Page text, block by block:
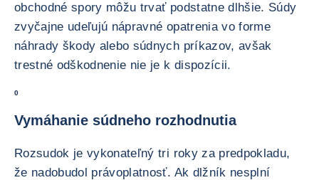
obchodné spory môžu trvať podstatne dlhšie. Súdy
zvyčajne udeľujú nápravné opatrenia vo forme
náhrady škody alebo súdnych príkazov, avšak
trestné odškodnenie nie je k dispozícii.
0
Vymáhanie súdneho rozhodnutia
Rozsudok je vykonateľný tri roky za predpokladu,
že nadobudol právoplatnosť. Ak dlžník nesplní